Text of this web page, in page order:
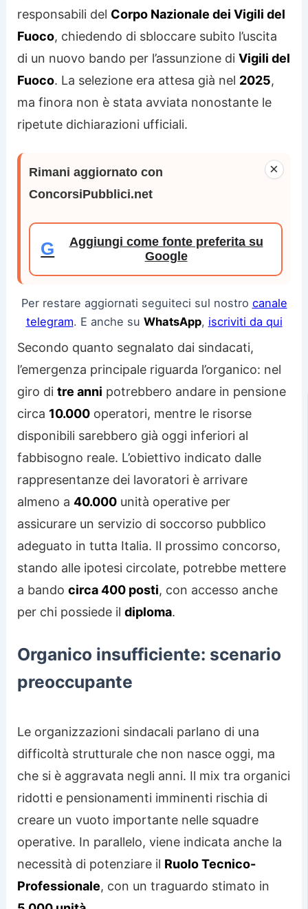
responsabili del Corpo Nazionale dei Vigili del
Fuoco, chiedendo di sbloccare subito l’uscita
di un nuovo bando per l’assunzione diVigili del
Fuoco. La selezione era attesa già nel 2025,
ma finora non è stata avviata nonostante le
ripetute dichiarazioni ufficiali.
×
Rimani aggiornato con
ConcorsiPubblici.net
G
Aggiungi come fonte preferita su
Google
Per restare aggiornati seguiteci sul nostro canale
telegram. E anche su WhatsApp, iscriviti da qui
Secondo quanto segnalato dai sindacati,
l’emergenza principale riguarda l’organico: nel
giro ditre anni potrebbero andare in pensione
circa 10.000 operatori, mentre le risorse
disponibili sarebbero già oggi inferiori al
fabbisogno reale. L’obiettivo indicato dalle
rappresentanze dei lavoratori è arrivare
almeno a40.000 unità operative per
assicurare un servizio di soccorso pubblico
adeguato in tutta Italia. Il prossimo concorso,
stando alle ipotesi circolate, potrebbe mettere
a bandocirca 400 posti, con accesso anche
per chi possiede ildiploma.
Organico insufficiente: scenario
preoccupante
Le organizzazioni sindacali parlano di una
difficoltà strutturale che non nasce oggi, ma
che si è aggravata negli anni. Il mix tra organici
ridotti e pensionamenti imminenti rischia di
creare un vuoto importante nelle squadre
operative. In parallelo, viene indicata anche la
necessità di potenziare il Ruolo Tecnico-
Professionale, con un traguardo stimato in